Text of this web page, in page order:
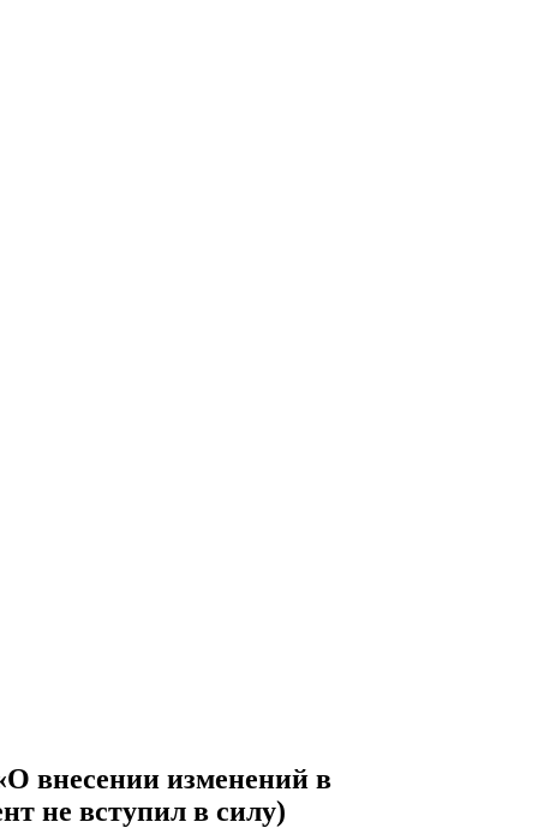
внесении изменений в
не вступил в силу)